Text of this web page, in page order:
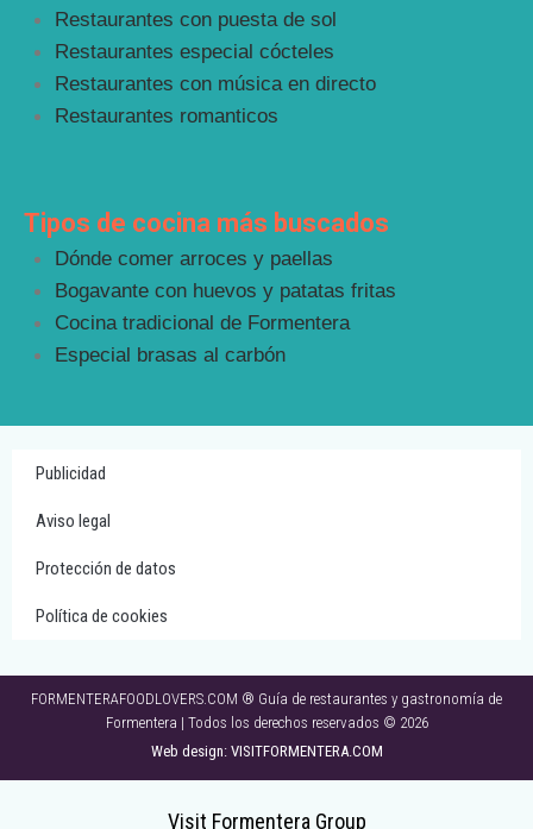
Restaurantes con puesta de sol
Restaurantes especial cócteles
Restaurantes con música en directo
Restaurantes romanticos
Tipos de cocina más buscados
Dónde comer arroces y paellas
Bogavante con huevos y patatas fritas
Cocina tradicional de Formentera
Especial brasas al carbón
Publicidad
Aviso legal
Protección de datos
Política de cookies
FORMENTERAFOODLOVERS.COM ® Guía de restaurantes y gastronomía de
Formentera | Todos los derechos reservados © 2026
Web design: VISITFORMENTERA.COM
Visit Formentera Group